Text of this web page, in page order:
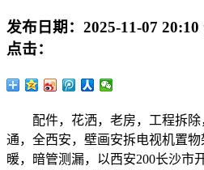
发布日期： 2025-11-07 20:10
点击：
配件，花洒，老房，工程拆除
通，全西安，壁画安拆电视机置物
暖，暗管测漏，以西安200长沙市